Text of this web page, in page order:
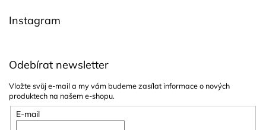
Instagram
Odebírat newsletter
Vložte svůj e-mail a my vám budeme zasílat informace o nových
produktech na našem e-shopu.
E-mail